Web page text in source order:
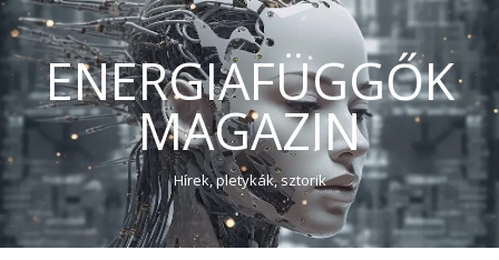
ENERGIAFÜGGŐK
MAGAZIN
Hírek, pletykák, sztorik